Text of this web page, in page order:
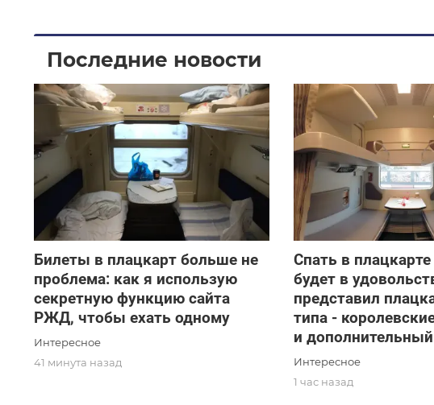
Последние новости
Билеты в плацкарт больше не
проблема: как я использую
секретную функцию сайта
РЖД, чтобы ехать одному
Интересное
41 минута назад
Спать в
будет в
представил
типа -
и
Интересное
1 час назад